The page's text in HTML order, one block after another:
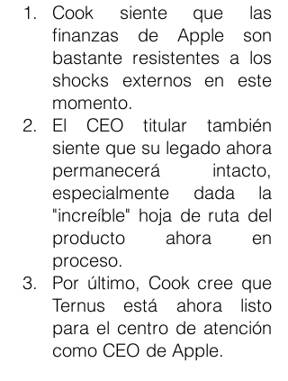
Cook siente que las
finanzas de Apple son
bastante resistentes a los
shocks externos en este
momento.
El CEO titular también
siente que su legado ahora
permanecerá intacto,
especialmente dada la
"increíble" hoja de ruta del
producto ahora en
proceso.
Por último, Cook cree que
Ternus está ahora listo
para el centro de atención
como CEO de Apple.